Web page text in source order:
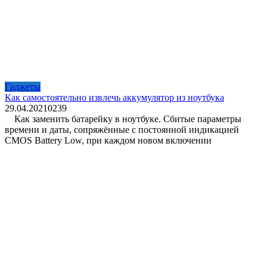
Гаджеты
Как самостоятельно извлечь аккумулятор из ноутбука
29.04.20210239
Как заменить батарейку в ноутбуке. Сбитые параметры
времени и даты, сопряжённые с постоянной индикацией
CMOS Battery Low, при каждом новом включении